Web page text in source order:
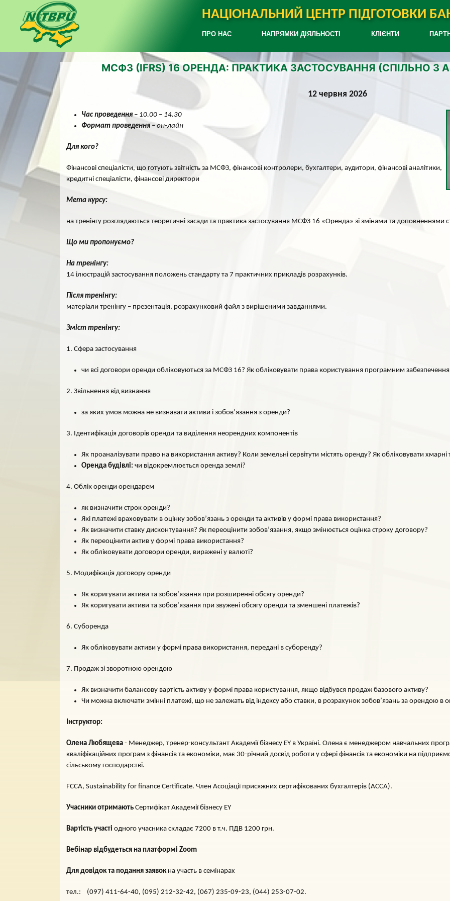
НАЦІОНАЛЬНИЙ ЦЕНТР ПІДГОТОВКИ
ПРО НАС НАПРЯМКИ ДІЯЛЬНОСТІ КЛІЄНТИ
МСФЗ (IFRS) 16 ОРЕНДА: ПРАКТИКА ЗАСТОСУВАННЯ (СПІЛЬНО З
12 червня 2026
Час проведення– 10.00 – 14.30
Формат проведення – он-лайн
Для кого?
Фінансові спеціалісти, що готують звітність за МСФЗ, фінансові контролери, бухгалтери, аудитори, фінансові аналітики,
кредитні спеціалісти, фінансові директори
Мета курсу:
на тренінгу розглядаються теоретичні засади та практика застосування МСФЗ 16 «Оренда» зі змінами та доповненнями
Що ми пропонуємо?
На тренінгу:
14 ілюстрацій застосування положень стандарту та 7 практичних прикладів розрахунків.
Після тренінгу:
матеріали тренінгу – презентація, розрахунковий файл з вирішеними завданнями.
Зміст тренінгу:
1. Сфера застосування
чи всі договори оренди обліковуються за МСФЗ 16? Як обліковувати права користування програмним
2. Звільнення від визнання
за яких умов можна не визнавати активи і зобов’язання з оренди?
3. Ідентифікація договорів оренди та виділення неорендних компонентів
Як проаналізувати право на використання активу? Коли земельні сервітути містять оренду? Як обліковувати хмарні
Оренда будівлі: чи відокремлюється оренда землі?
4. Облік оренди орендарем
як визначити строк оренди?
Які платежі враховувати в оцінку зобов’язань з оренди та активів у формі права використання?
Як визначити ставку дисконтування? Як переоцінити зобов’язання, якщо змінюється оцінка строку договору?
Як переоцінити актив у формі права використання?
Як обліковувати договори оренди, виражені у валюті?
5. Модифікація договору оренди
Як коригувати активи та зобов’язання при розширенні обсягу оренди?
Як коригувати активи та зобов’язання при звужені обсягу оренди та зменшені платежів?
6. Суборенда
Як обліковувати активи у формі права використання, передані в суборенду?
7. Продаж зі зворотною орендою
Як визначити балансову вартість активу у формі права користування, якщо відбувся продаж базового активу?
Чи можна включати змінні платежі, що не залежать від індексу або ставки, в розрахунок зобов’язань за орендою
Інструктор:
Олена Любящева - Менеджер, тренер-консультант Академії бізнесу EY в Україні. Олена є менеджером навчальних
кваліфікаційних програм з фінансів та економіки, має 30-річний досвід роботи у сфері фінансів та економіки на
сільському господарстві.
FCCA, Sustainability for finance Certificate. Член Асоціації присяжних сертифікованих бухгалтерів (АССА).
Учасники отримають Сертифікат Академії бізнесу EY
Вартість участі одного учасника складає 7200 в т.ч. ПДВ 1200 грн.
Вебінар відбудеться на платформі Zoom
Для довідок та подання заявок на участь в семінарах
тел.: (097) 411-64-40, (095) 212-32-42, (067) 235-09-23, (044) 253-07-02.